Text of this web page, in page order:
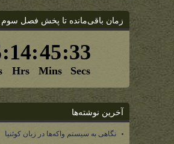
زمان باقی‌مانده تا پخش فصل
آخرین نوشته‌ها
نگاهی به سیستم واکه‌ها در زبان کوئنیا